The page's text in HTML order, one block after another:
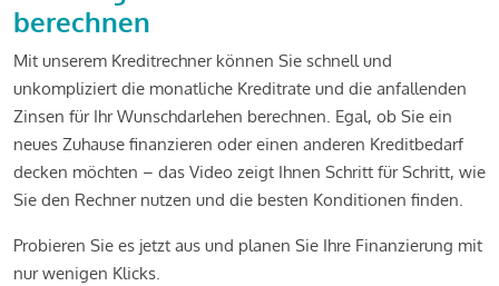
berechnen
Mit unserem Kreditrechner können Sie schnell und
unkompliziert die monatliche Kreditrate und die anfallenden
Zinsen für Ihr Wunschdarlehen berechnen. Egal, ob Sie ein
neues Zuhause finanzieren oder einen anderen Kreditbedarf
decken möchten – das Video zeigt Ihnen Schritt für Schritt, wie
Sie den Rechner nutzen und die besten Konditionen finden.
Probieren Sie es jetzt aus und planen Sie Ihre Finanzierung mit
nur wenigen Klicks.